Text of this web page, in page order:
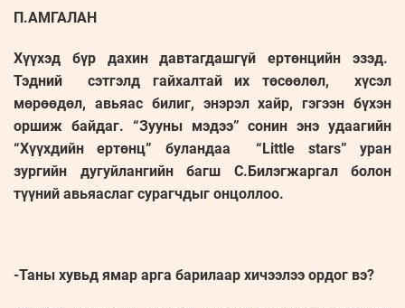
П.АМГАЛАН
Хүүхэд бүр дахин давтагдашгүй ертөнцийн эзэд.
Тэдний сэтгэлд гайхалтай их төсөөлөл, хүсэл
мөрөөдөл, авьяас билиг, энэрэл хайр, гэгээн бүхэн
оршиж байдаг. “Зууны мэдээ” сонин энэ удаагийн
“Хүүхдийн ертөнц” буландаа “Little stars” уран
зургийн дугуйлангийн багш С.Билэгжаргал болон
түүний авьяаслаг сурагчдыг онцоллоо.
-Таны хувьд ямар арга барилаар хичээлээ ордог вэ?